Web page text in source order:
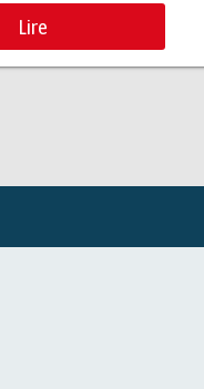
Lire